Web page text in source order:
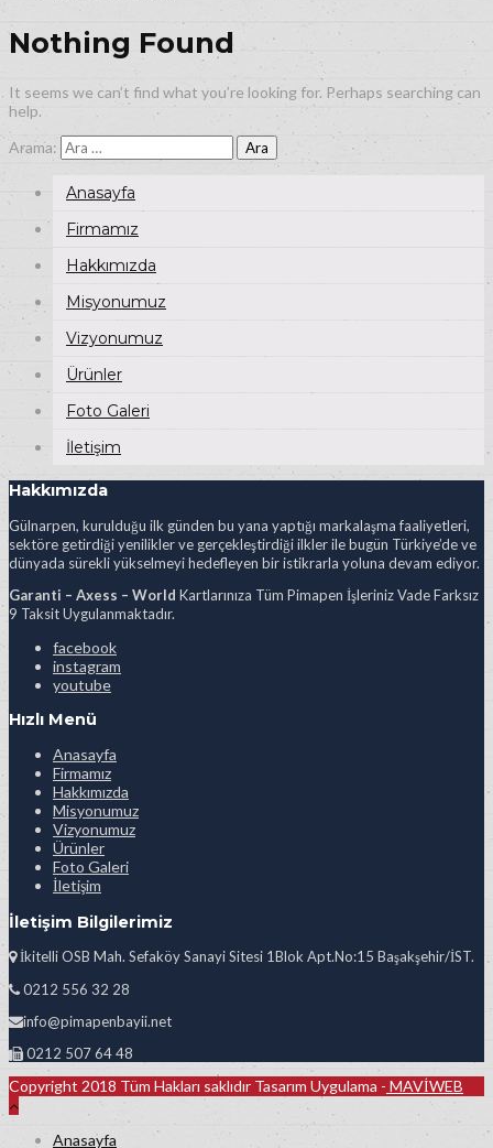
Nothing Found
It seems we can’t find what you’re looking for. Perhaps searching can
help.
Arama:
Anasayfa
Firmamız
Hakkımızda
Misyonumuz
Vizyonumuz
Ürünler
Foto Galeri
İletişim
Hakkımızda
Gülnarpen, kurulduğu ilk günden bu yana yaptığı markalaşma faaliyetleri,
sektöre getirdiği yenilikler ve gerçekleştirdiği ilkler ile bugün Türkiye’de ve
dünyada sürekli yükselmeyi hedefleyen bir istikrarla yoluna devam ediyor.
Garanti – Axess – World Kartlarınıza Tüm Pimapen İşleriniz Vade Farksız
9 Taksit Uygulanmaktadır.
facebook
instagram
youtube
Hızlı Menü
Anasayfa
Firmamız
Hakkımızda
Misyonumuz
Vizyonumuz
Ürünler
Foto Galeri
İletişim
İletişim Bilgilerimiz
İkitelli OSB Mah. Sefaköy Sanayi Sitesi 1Blok Apt.No:15 Başakşehir/İST.
0212 556 32 28
info@pimapenbayii.net
0212 507 64 48
Copyright 2018 Tüm Hakları saklıdır Tasarım Uygulama - MAVİWEB
Anasayfa